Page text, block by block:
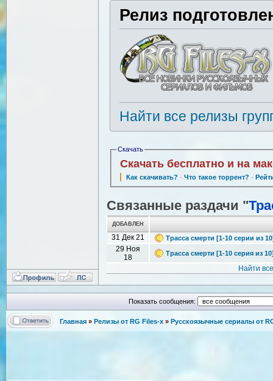
Релиз
Найти все релизы
Скачать
Скачать бесплатно и на
Как скачивать? · Что такое торрент? ·
Связанные раздачи "
ДОБАВЛЕН
31 Дек 21 Трасса смерти [1-10 серии из
29 Ноя
18
Трасса смерти [1-10 серия из
Найти
Показать сообщения:
Главная » Релизы от RG Files-x » Русскоязычные сериалы от